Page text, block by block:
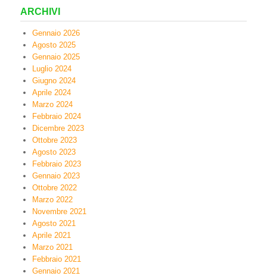
ARCHIVI
Gennaio 2026
Agosto 2025
Gennaio 2025
Luglio 2024
Giugno 2024
Aprile 2024
Marzo 2024
Febbraio 2024
Dicembre 2023
Ottobre 2023
Agosto 2023
Febbraio 2023
Gennaio 2023
Ottobre 2022
Marzo 2022
Novembre 2021
Agosto 2021
Aprile 2021
Marzo 2021
Febbraio 2021
Gennaio 2021